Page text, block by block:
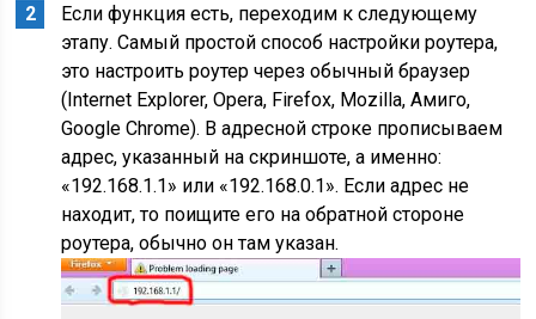
Если функция есть, переходим к следующему
этапу. Самый простой способ настройки роутера,
это настроить роутер через обычный браузер
(Internet Explorer, Opera, Firefox, Mozilla, Амиго,
Google Chrome). В адресной строке прописываем
адрес, указанный на скриншоте, а именно:
«192.168.1.1» или «192.168.0.1». Если адрес не
находит, то поищите его на обратной стороне
роутера, обычно он там указан.